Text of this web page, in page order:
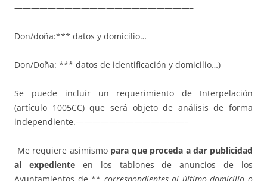
—————————————————————–
Don/doña:*** datos y domicilio…
Don/Doña: *** datos de identificación y domicilio…)
Se puede incluir un requerimiento de Interpelación
(artículo 1005CC) que será objeto de análisis de forma
independiente.—————————————–
Me requiere asimismo para que proceda a dar publicidad
al expedienteen los tablones de anuncios de los